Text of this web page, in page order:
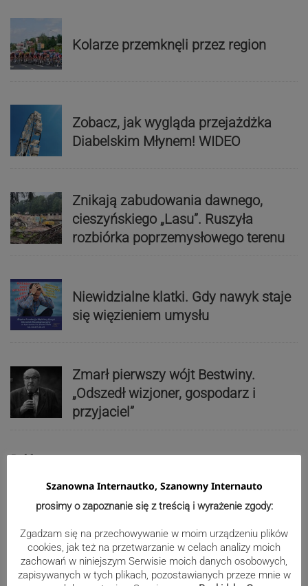
Kolarze przemknęli przez region
Zobacz, jak wygląda przejażdżka
Diabelskim Młynem! WIDEO
Znikają zabudowania dawnego,
cieszyńskiego „Lasu”. Ruszyła
rozbiórka poprzemysłowego terenu
Niewidzialne klatki. Gdy nawyk staje
się więzieniem umysłu
Zmarł pierwszy wójt Bestwiny.
„Odszedł wizjoner, gospodarz i
przyjaciel”
Reklama
Szanowna Internautko, Szanowny Internauto
prosimy o zapoznanie się z treścią i wyrażenie zgody:
Zgadzam się na przechowywanie w moim urządzeniu plików
cookies, jak też na przetwarzanie w celach analizy moich
zachowań w niniejszym Serwisie moich danych osobowych,
zapisywanych w tych plikach, pozostawianych przeze mnie w